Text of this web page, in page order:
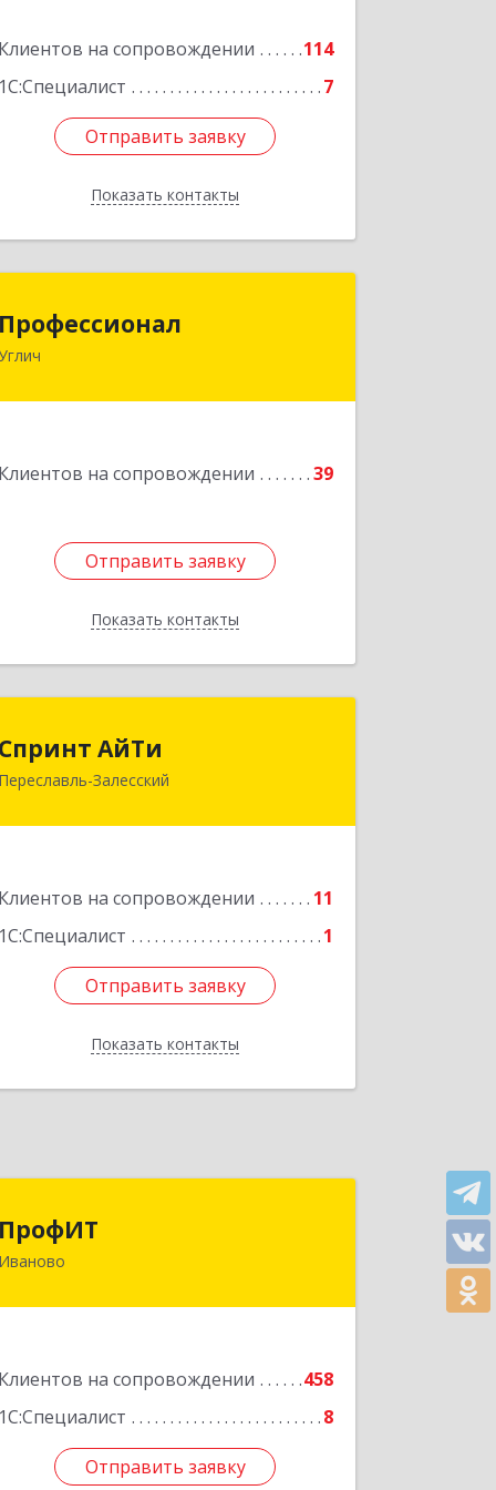
Клиентов на сопровождении
114
1С:Специалист
7
Отправить заявку
Показать контакты
Подробнее
Отправить заявку
Назад
Профессионал
Клиентов на сопровождении 39
Отправить заявку
Показать контакты
152615, Ярославская обл, Угличский р-
Подробнее
Отправить заявку
Назад
Спринт АйТи
Переславль-Залесский
Клиентов на сопровождении
11
1С:Специалист
1
Отправить заявку
Показать контакты
152025, Ярославская обл, Переславль-
Подробнее
Отправить заявку
Назад
ПрофИТ
Иваново
Клиентов на сопровождении
458
1С:Специалист
8
Отправить заявку
153000, Ивановская обл, г.о. город
Отправить заявку